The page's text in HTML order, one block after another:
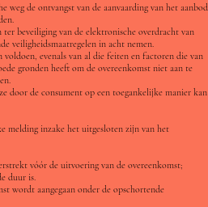
de ontvangst van de aanvaarding van het aanbod.
beveiliging van de elektronische overdracht van
veiligheidsmaatregelen in acht nemen.
evenals van al die feiten en factoren die van
gronden heeft om de overeenkomst niet aan te
door de consument op een toegankelijke manier kan
melding inzake het uitgesloten zijn van het
vóór de uitvoering van de overeenkomst;
duur is.
wordt aangegaan onder de opschortende